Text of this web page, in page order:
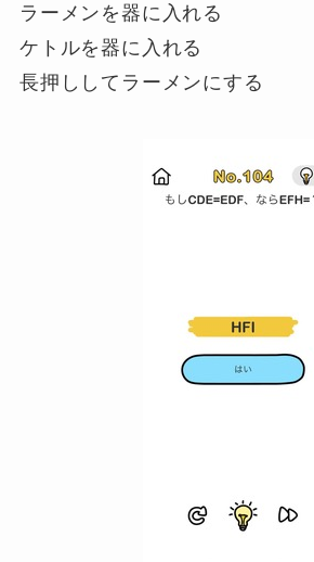
ラーメンを器に入れる
ケトルを器に入れる
長押ししてラーメンにする